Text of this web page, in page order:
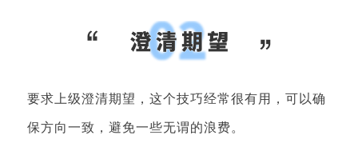
要求上级澄清期望，这个技巧经常很有用，可以确
保方向一致，避免一些无谓的浪费。